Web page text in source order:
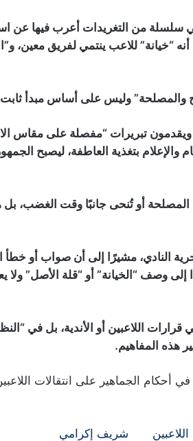
من التغريدات أعرب فيها عن
“خيانة” للاعب ينتمي لفريق معين،
والمصلحة” وليس على أساس مبدأ
تبريرات “مفصلة على مقاس
بتغذية العاطفة، ليصبح
أو تُنحى جانبًا وقت الغضب، بل
النادي، مشيرًا إلى أن صواب أو خطأ
إلى وصف “الخيانة” أو “قلة الأصل”
اللاعبين أو الأندية، بل في
هذه المفاهيم.
شريف إكرامي